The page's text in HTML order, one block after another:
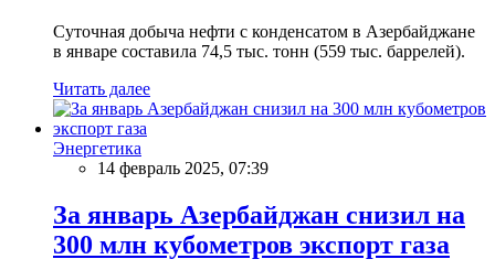
Суточная добыча нефти с конденсатом в Азербайджане
в январе составила 74,5 тыс. тонн (559 тыс. баррелей).
Читать далее
Энергетика
14 февраль 2025, 07:39
За январь Азербайджан снизил на
300 млн кубометров экспорт газа